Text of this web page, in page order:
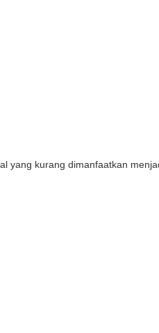
yang kurang dimanfaatkan